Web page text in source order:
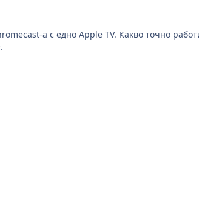
а с едно Apple TV. Какво точно